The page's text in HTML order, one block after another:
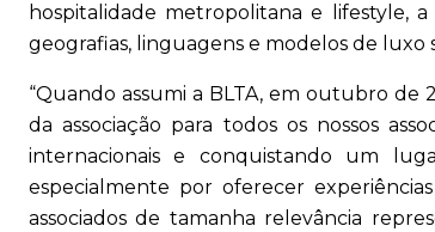
hospitalidade metropolitana e lifestyle,
geografias, linguagens e modelos de luxo
“Quando assumi a BLTA, em outubro de
da associação para todos os nossos
internacionais e conquistando um
especialmente por oferecer
associados de tamanha relevância